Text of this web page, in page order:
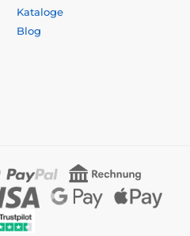
Kataloge
Blog